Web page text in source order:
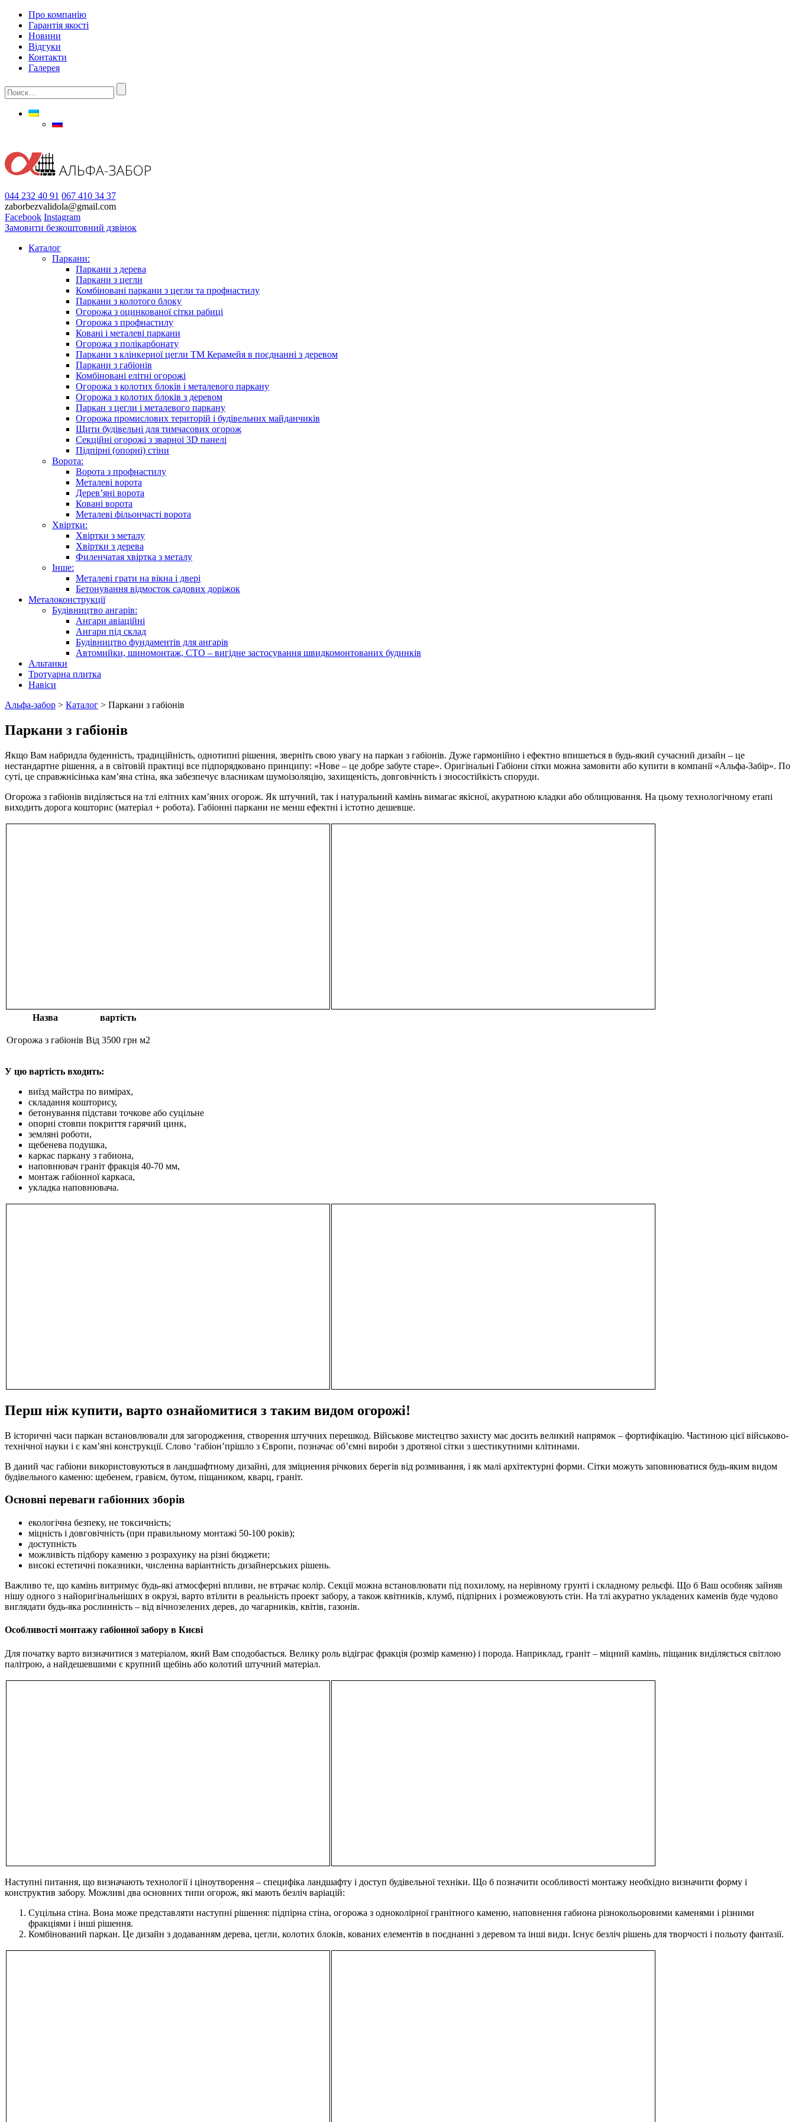
Про компанію
Гарантія якості
Новини
Відгуки
Контакти
Галерея
044 232 40 91 067 410 34 37
zaborbezvalidola@gmail.com
Facebook Instagram
Замовити безкоштовний дзвінок
Каталог
Паркани:
Паркани з дерева
Паркани з цегли
Комбіновані паркани з цегли та профнастилу
Паркани з колотого блоку
Огорожа з оцинкованої сітки рабиці
Огорожа з профнастилу
Ковані і металеві паркани
Огорожа з полікарбонату
Паркани з клінкерної цегли ТМ Керамейя в поєднанні з деревом
Паркани з габіонів
Комбіновані елітні огорожі
Огорожа з колотих блоків і металевого паркану
Огорожа з колотих блоків з деревом
Паркан з цегли і металевого паркану
Огорожа промислових територій і будівельних майданчиків
Щити будівельні для тимчасових огорож
Секційні огорожі з зварної 3D панелі
Підпірні (опорні) стіни
Ворота:
Ворота з профнастилу
Металеві ворота
Дерев’яні ворота
Ковані ворота
Металеві фільончасті ворота
Хвіртки:
Хвіртки з металу
Хвіртки з дерева
Филенчатая хвіртка з металу
Інше:
Металеві грати на вікна і двері
Бетонування відмосток садових доріжок
Металоконструкції
Будівництво ангарів:
Ангари авіаційні
Ангари під склад
Будівництво фундаментів для ангарів
Автомийки, шиномонтаж, СТО – вигідне застосування швидкомонтованих будинків
Альтанки
Тротуарна плитка
Навіси
Альфа-забор > Каталог > Паркани з габіонів
Паркани з габіонів
Якщо Вам набридла буденність, традиційність, однотипні рішення, зверніть свою увагу на паркан з габіонів. Дуже гармонійно і ефектно впишеться в будь-який сучасний дизайн – це
нестандартне рішення, а в світовій практиці все підпорядковано принципу: «Нове – це добре забуте старе». Оригінальні Габіони сітки можна замовити або купити в компанії «Альфа-Забір». По
суті, це справжнісінька кам’яна стіна, яка забезпечує власникам шумоізоляцію, захищеність, довговічність і зносостійкість споруди.
Огорожа з габіонів виділяється на тлі елітних кам’яних огорож. Як штучний, так і натуральний камінь вимагає якісної, акуратною кладки або облицювання. На цьому технологічному етапі
виходить дорога кошторис (матеріал + робота). Габіонні паркани не менш ефектні і істотно дешевше.
Назва вартість
Огорожа з габіонів Від 3500 грн м2
У цю вартість входить:
виїзд майстра по вимірах,
складання кошторису,
бетонування підстави точкове або суцільне
опорні стовпи покриття гарячий цинк,
земляні роботи,
щебенева подушка,
каркас паркану з габиона,
наповнювач граніт фракція 40-70 мм,
монтаж габіонної каркаса,
укладка наповнювача.
Перш ніж купити, варто ознайомитися з таким видом огорожі!
В історичні часи паркан встановлювали для загородження, створення штучних перешкод. Військове мистецтво захисту має досить великий напрямок – фортифікацію. Частиною цієї військово-
технічної науки і є кам’яні конструкції. Слово ‘габіон’прішло з Європи, позначає об’ємні вироби з дротяної сітки з шестикутними клітинами.
В даний час габіони використовуються в ландшафтному дизайні, для зміцнення річкових берегів від розмивання, і як малі архітектурні форми. Сітки можуть заповнюватися будь-яким видом
будівельного каменю: щебенем, гравієм, бутом, піщаником, кварц, граніт.
Основні переваги габіонних зборів
екологічна безпеку, не токсичність;
міцність і довговічність (при правильному монтажі 50-100 років);
доступність
можливість підбору каменю з розрахунку на різні бюджети;
високі естетичні показники, численна варіантність дизайнерських рішень.
Важливо те, що камінь витримує будь-які атмосферні впливи, не втрачає колір. Секції можна встановлювати під похилому, на нерівному грунті і складному рельєфі. Що б Ваш особняк зайняв
нішу одного з найоригінальніших в окрузі, варто втілити в реальність проект забору, а також квітників, клумб, підпірних і розмежовують стін. На тлі акуратно укладених каменів буде чудово
виглядати будь-яка рослинність – від вічнозелених дерев, до чагарників, квітів, газонів.
Особливості монтажу габіонної забору в Києві
Для початку варто визначитися з матеріалом, який Вам сподобається. Велику роль відіграє фракція (розмір каменю) і порода. Наприклад, граніт – міцний камінь, піщаник виділяється світлою
палітрою, а найдешевшими є крупний щебінь або колотий штучний матеріал.
Наступні питання, що визначають технології і ціноутворення – специфіка ландшафту і доступ будівельної техніки. Що б позначити особливості монтажу необхідно визначити форму і
конструктив забору. Можливі два основних типи огорож, які мають безліч варіацій:
Суцільна стіна. Вона може представляти наступні рішення: підпірна стіна, огорожа з одноколірної гранітного каменю, наповнення габиона різнокольоровими каменями і різними
фракціями і інші рішення.
Комбінований паркан. Це дизайн з додаванням дерева, цегли, колотих блоків, кованих елементів в поєднанні з деревом та інші види. Існує безліч рішень для творчості і польоту фантазії.